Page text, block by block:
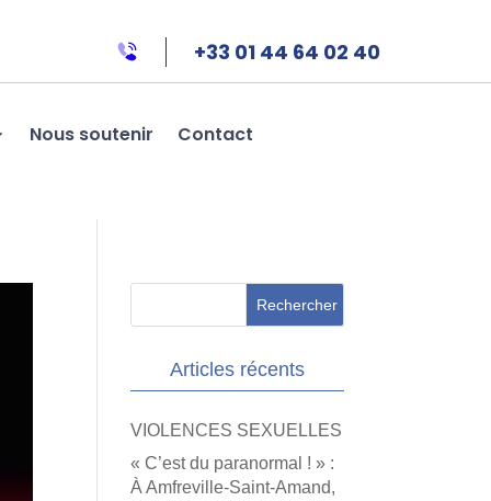
+33 01 44 64 02 40
Nous soutenir Contact
Articles récents
VIOLENCES SEXUELLES
« C’est du paranormal ! » :
À Amfreville-Saint-Amand,